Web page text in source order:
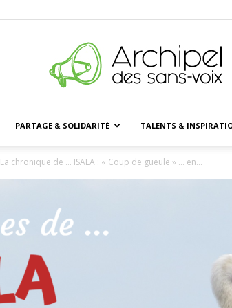
PARTAGE & SOLIDARITÉ TALENTS &
La chronique de … ISALA : « Coup de gueule » … en...